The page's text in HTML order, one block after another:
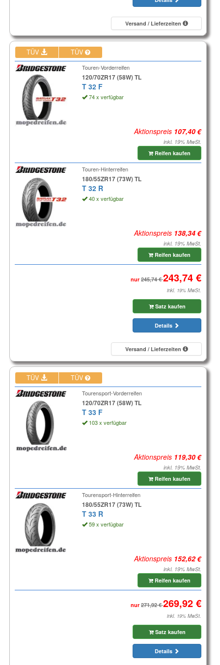
Versand / Lieferzeiten
TÜV TÜV
Touren-Vorderreifen
120/70ZR17 (58W) TL
T 32 F
74 x verfügbar
Aktionspreis
inkl. 19% MwSt.
Reifen kaufen
Touren-Hinterreifen
180/55ZR17 (73W) TL
T 32 R
40 x verfügbar
Aktionspreis
inkl. 19% MwSt.
Reifen kaufen
nur
inkl. 19% MwSt.
Satz kaufen
Details
Versand / Lieferzeiten
TÜV TÜV
Tourensport-Vorderreifen
120/70ZR17 (58W) TL
T 33 F
103 x verfügbar
Aktionspreis
inkl. 19% MwSt.
Reifen kaufen
Tourensport-Hinterreifen
180/55ZR17 (73W) TL
T 33 R
59 x verfügbar
Aktionspreis
inkl. 19% MwSt.
Reifen kaufen
nur
inkl. 19% MwSt.
Satz kaufen
Details